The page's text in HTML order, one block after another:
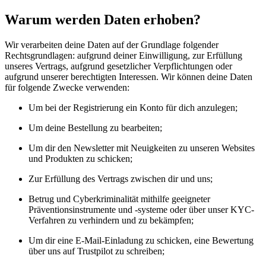
Warum werden Daten erhoben?
Wir verarbeiten deine Daten auf der Grundlage folgender
Rechtsgrundlagen: aufgrund deiner Einwilligung, zur Erfüllung
unseres Vertrags, aufgrund gesetzlicher Verpflichtungen oder
aufgrund unserer berechtigten Interessen. Wir können deine Daten
für folgende Zwecke verwenden:
Um bei der Registrierung ein Konto für dich anzulegen;
Um deine Bestellung zu bearbeiten;
Um dir den Newsletter mit Neuigkeiten zu unseren Websites
und Produkten zu schicken;
Zur Erfüllung des Vertrags zwischen dir und uns;
Betrug und Cyberkriminalität mithilfe geeigneter
Präventionsinstrumente und -systeme oder über unser KYC-
Verfahren zu verhindern und zu bekämpfen;
Um dir eine E-Mail-Einladung zu schicken, eine Bewertung
über uns auf Trustpilot zu schreiben;